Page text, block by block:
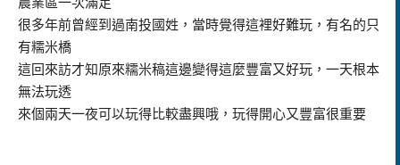
農業區一次滿足
很多年前曾經到過南投國姓，當時覺得這裡好難玩，有名的只
有糯米橋
這回來訪才知原來糯米稿這邊變得這麼豐富又好玩，一天根本
無法玩透
來個兩天一夜可以玩得比較盡興哦，玩得開心又豐富很重要